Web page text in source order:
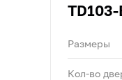
Размеры
Кол-во